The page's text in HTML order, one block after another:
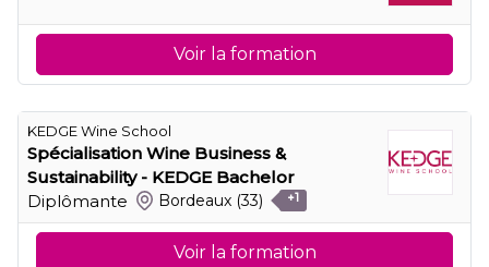
Voir la formation
KEDGE Wine School
Spécialisation Wine Business &
Sustainability - KEDGE Bachelor
Diplômante
Bordeaux (33) +1
Voir la formation